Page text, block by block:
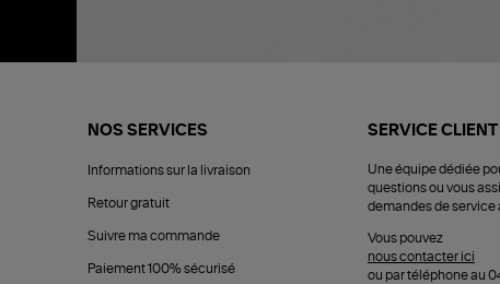
NOS SERVICES
Informations sur la livraison
Retour gratuit
Suivre ma commande
Paiement 100% sécurisé
SERVICE CLIENT
Une équipe dédiée
questions ou vous
demandes de service
Vous pouvez
nous contacter ici
ou par téléphone au